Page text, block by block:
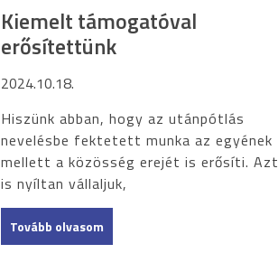
Kiemelt támogatóval
erősítettünk
2024.10.18.
Hiszünk abban, hogy az utánpótlás
nevelésbe fektetett munka az egyének
mellett a közösség erejét is erősíti. Azt
is nyíltan vállaljuk,
Tovább olvasom